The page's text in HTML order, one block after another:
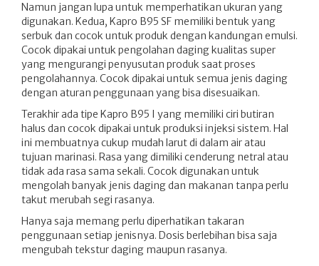
Namun jangan lupa untuk memperhatikan ukuran yang
digunakan. Kedua, Kapro B95 SF memiliki bentuk yang
serbuk dan cocok untuk produk dengan kandungan emulsi.
Cocok dipakai untuk pengolahan daging kualitas super
yang mengurangi penyusutan produk saat proses
pengolahannya. Cocok dipakai untuk semua jenis daging
dengan aturan penggunaan yang bisa disesuaikan.
Terakhir ada tipe Kapro B95 I yang memiliki ciri butiran
halus dan cocok dipakai untuk produksi injeksi sistem. Hal
ini membuatnya cukup mudah larut di dalam air atau
tujuan marinasi. Rasa yang dimiliki cenderung netral atau
tidak ada rasa sama sekali. Cocok digunakan untuk
mengolah banyak jenis daging dan makanan tanpa perlu
takut merubah segi rasanya.
Hanya saja memang perlu diperhatikan takaran
penggunaan setiap jenisnya. Dosis berlebihan bisa saja
mengubah tekstur daging maupun rasanya.